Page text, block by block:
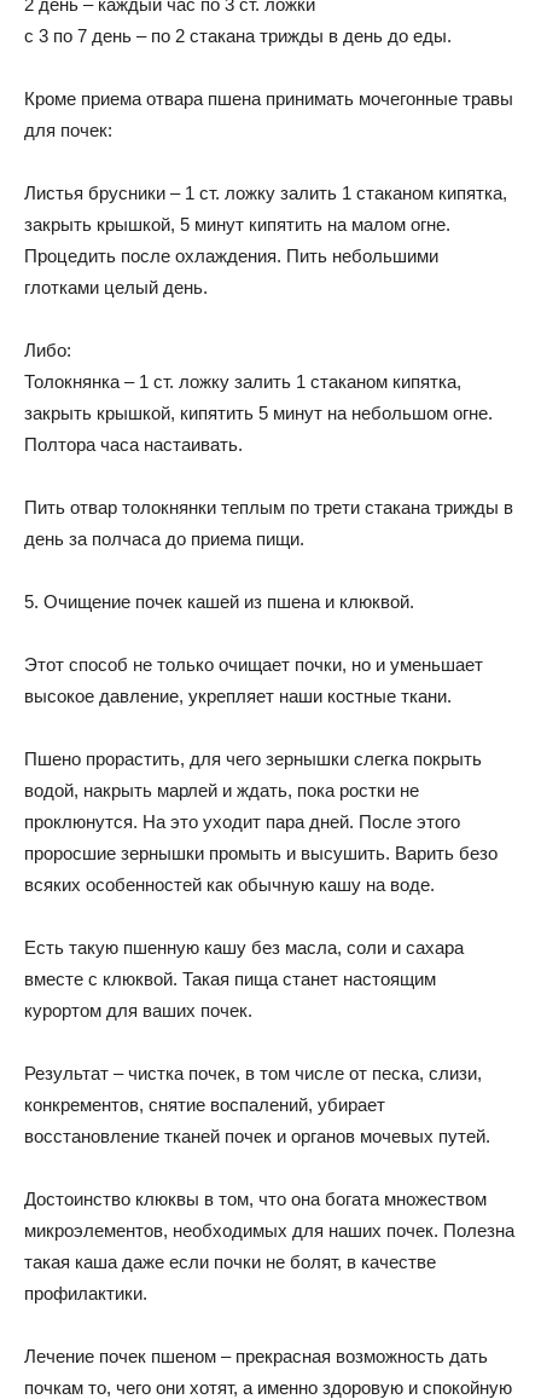
2 день – каждый час по 3 ст. ложки
с 3 по 7 день – по 2 стакана трижды в день до еды.
Кроме приема отвара пшена принимать мочегонные травы
для почек:
Листья брусники – 1 ст. ложку залить 1 стаканом кипятка,
закрыть крышкой, 5 минут кипятить на малом огне.
Процедить после охлаждения. Пить небольшими
глотками целый день.
Либо:
Толокнянка – 1 ст. ложку залить 1 стаканом кипятка,
закрыть крышкой, кипятить 5 минут на небольшом огне.
Полтора часа настаивать.
Пить отвар толокнянки теплым по трети стакана трижды в
день за полчаса до приема пищи.
5. Очищение почек кашей из пшена и клюквой.
Этот способ не только очищает почки, но и уменьшает
высокое давление, укрепляет наши костные ткани.
Пшено прорастить, для чего зернышки слегка покрыть
водой, накрыть марлей и ждать, пока ростки не
проклюнутся. На это уходит пара дней. После этого
проросшие зернышки промыть и высушить. Варить безо
всяких особенностей как обычную кашу на воде.
Есть такую пшенную кашу без масла, соли и сахара
вместе с клюквой. Такая пища станет настоящим
курортом для ваших почек.
Результат – чистка почек, в том числе от песка, слизи,
конкрементов, снятие воспалений, убирает
восстановление тканей почек и органов мочевых путей.
Достоинство клюквы в том, что она богата множеством
микроэлементов, необходимых для наших почек. Полезна
такая каша даже если почки не болят, в качестве
профилактики.
Лечение почек пшеном – прекрасная возможность дать
почкам то, чего они хотят, а именно здоровую и спокойную